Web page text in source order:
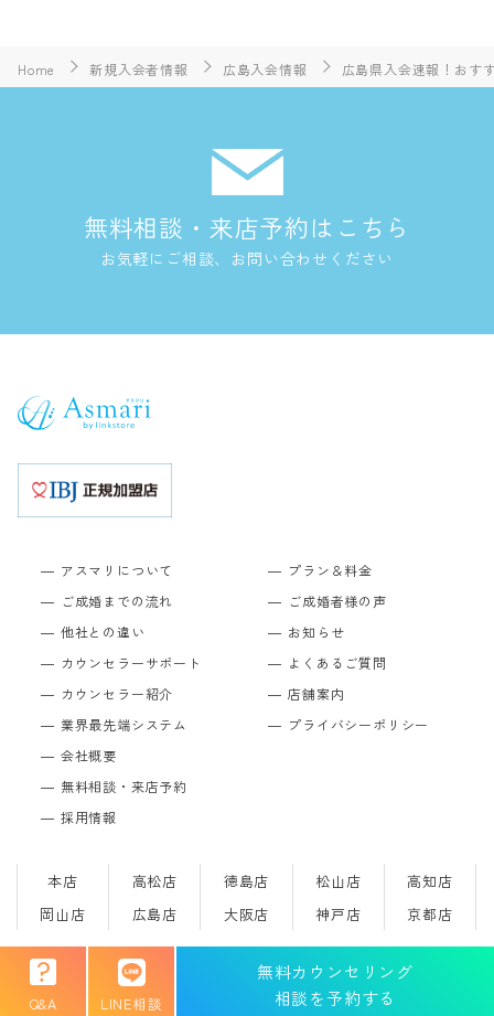
Q&A LINE相談
無料カウンセリング
相談を予約する
Home 新規入会者情報 広島入会情報 広島県入会速報！おす
無料相談・来店予約はこちら
お気軽にご相談、お問い合わせください
アスマリについて
ご成婚までの流れ
他社との違い
カウンセラーサポート
カウンセラー紹介
業界最先端システム
プラン＆料金
ご成婚者様の声
お知らせ
よくあるご質問
店舗案内
プライバシーポリシー
会社概要
無料相談・来店予約
採用情報
本店 高松店 徳島店 松山店
高知店
岡山店
広島店 大阪店 神戸店 京都店
Copyright © 結婚相談所のアスマリ All Rights Reserved.